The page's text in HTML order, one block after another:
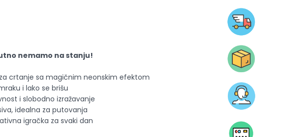
nemamo na stanju!
crtanje sa magičnim neonskim efektom
i lako se brišu
i slobodno izražavanje
idealna za putovanja
igračka za svaki dan